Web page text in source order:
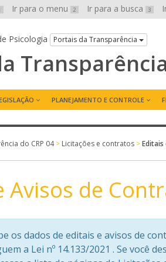
Ir para o menu 2 Ir para a busca 3
Psicologia Portais da Transparência
PLANEJAMENTO E CONTROLE
do CRP 04> Licitações e contratos >Editais
Avisos de
os dados de editais e avisos de
a Lei nº 14.133/2021 . Se você